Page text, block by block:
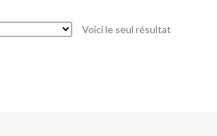
Voici le seul résultat